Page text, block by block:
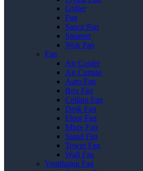
Griller
Pan
Sauce Pan
Steamer
Wok Pan
Fan
Air Cooler
Air Curtain
Auto Fan
Box Fan
Ceiling Fan
Desk Fan
Floor Fan
Misty Fan
Stand Fan
Tower Fan
Wall Fan
Ventilating Fan